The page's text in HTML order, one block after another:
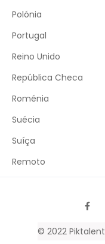
Polónia
Portugal
Reino Unido
República Checa
Roménia
Suécia
Suíça
Remoto
© 2022 Piktalent